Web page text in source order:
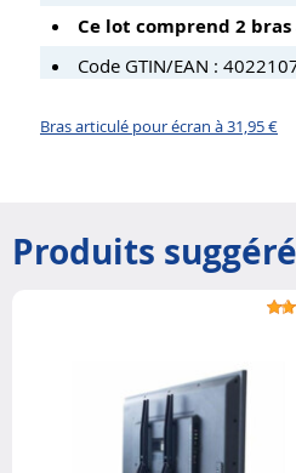
Ce lot comprend 2
Code GTIN/EAN :
Bras articulé pour écran à 31,95 €
Produits